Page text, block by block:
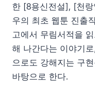
한 [8용신전설], [천
우의 최초 웹툰 진출
고에서 무림서적을
해 나간다는 이야기
으로도 강해지는 구
바탕으로 한다.